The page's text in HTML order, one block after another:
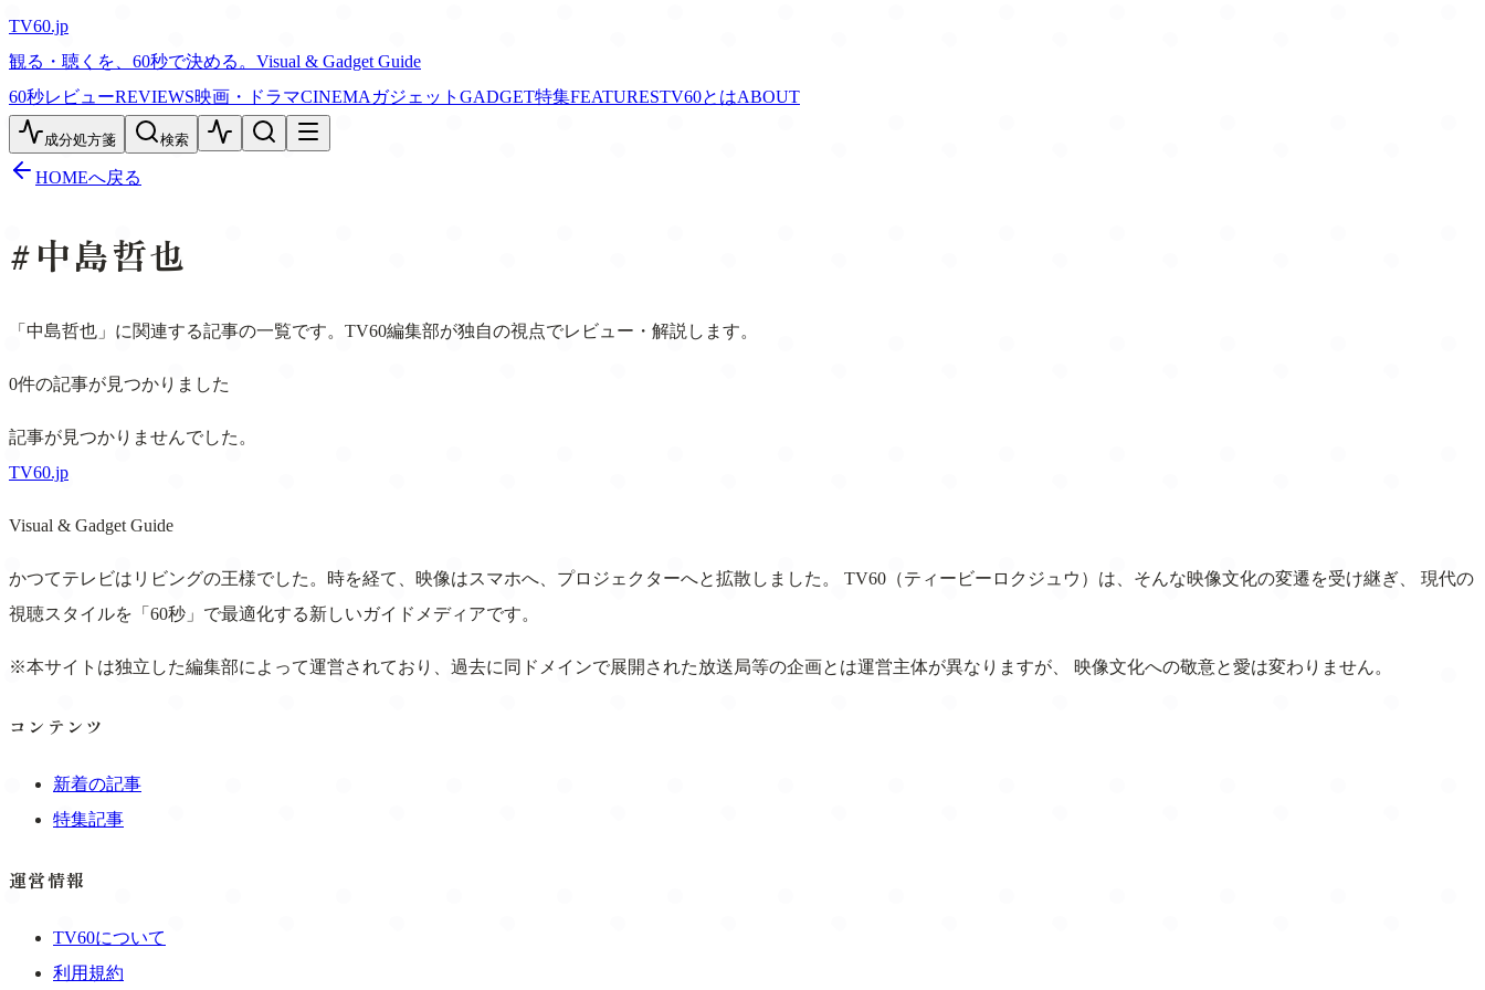
TV60.jp
観る・聴くを、60秒で決める。 Visual & Gadget Guide
60秒レビューREVIEWS映画・ドラマCINEMA ガジェット GADGET特集FEATURESTV60とはABOUT
成分処方箋 検索
HOMEへ戻る
#中島哲也
「中島哲也」に関連する記事の一覧です。TV60編集部が独自の視点でレビュー・解説します。
0件の記事が見つかりました
記事が見つかりませんでした。
TV60.jp
Visual & Gadget Guide
かつてテレビはリビングの王様でした。時を経て、映像はスマホへ、プロジェクターへと拡散しました。 TV60（ティービーロクジュウ）は、そんな映像文化の変遷を受け継ぎ、 現代の
視聴スタイルを「60秒」で最適化する新しいガイドメディアです。
※本サイトは独立した編集部によって運営されており、過去に同ドメインで展開された放送局等の企画とは運営主体が異なりますが、 映像文化への敬意と愛は変わりません。
コンテンツ
新着の記事
特集記事
運営情報
TV60について
利用規約